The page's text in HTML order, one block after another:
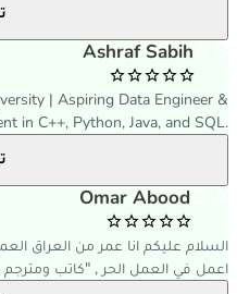
Ashraf Sabih
| Aspiring Data Engineer &
in C++, Python, Java, and SQL.
Omar Abood
اعمل في العمل الحر